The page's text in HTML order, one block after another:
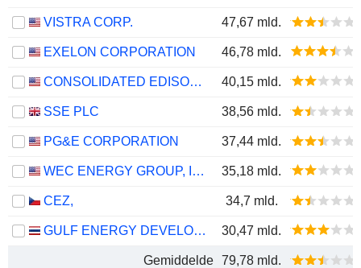
VISTRA CORP. 47,67 mld.
EXELON CORPORATION 46,78 mld.
CONSOLIDATED EDISON, INC. 40,15 mld.
SSE PLC 38,56 mld.
PG&E CORPORATION 37,44 mld.
WEC ENERGY GROUP, INC. 35,18 mld.
CEZ, 34,7 mld.
GULF ENERGY DEVELOPMENT 30,47 mld.
Gemiddelde 79,78 mld.